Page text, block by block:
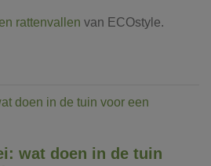
rattenvallen van ECOstyle.
wat doen in de tuin